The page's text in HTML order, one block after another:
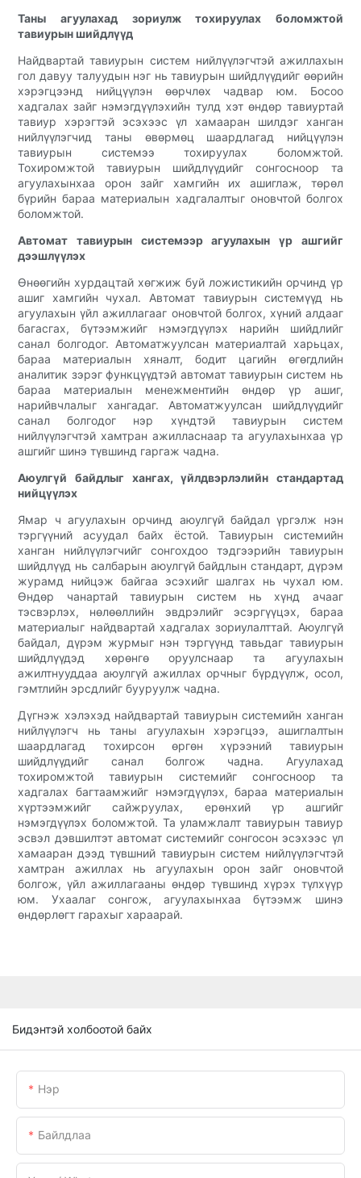
Таны агуулахад зориулж тохируулах боломжтой
тавиурын шийдлүүд
Найдвартай тавиурын систем нийлүүлэгчтэй ажиллахын
гол давуу талуудын нэг нь тавиурын шийдлүүдийг өөрийн
хэрэгцээнд нийцүүлэн өөрчлөх чадвар юм. Босоо
хадгалах зайг нэмэгдүүлэхийн тулд хэт өндөр тавиуртай
тавиур хэрэгтэй эсэхээс үл хамааран шилдэг ханган
нийлүүлэгчид таны өвөрмөц шаардлагад нийцүүлэн
тавиурын системээ тохируулах боломжтой.
Тохиромжтой тавиурын шийдлүүдийг сонгосноор та
агуулахынхаа орон зайг хамгийн их ашиглаж, төрөл
бүрийн бараа материалын хадгалалтыг оновчтой болгох
боломжтой.
Автомат тавиурын системээр агуулахын үр ашгийг
дээшлүүлэх
Өнөөгийн хурдацтай хөгжиж буй ложистикийн орчинд үр
ашиг хамгийн чухал. Автомат тавиурын системүүд нь
агуулахын үйл ажиллагааг оновчтой болгох, хүний алдааг
багасгах, бүтээмжийг нэмэгдүүлэх нарийн шийдлийг
санал болгодог. Автоматжуулсан материалтай харьцах,
бараа материалын хяналт, бодит цагийн өгөгдлийн
аналитик зэрэг функцүүдтэй автомат тавиурын систем нь
бараа материалын менежментийн өндөр үр ашиг,
нарийвчлалыг хангадаг. Автоматжуулсан шийдлүүдийг
санал болгодог нэр хүндтэй тавиурын систем
нийлүүлэгчтэй хамтран ажилласнаар та агуулахынхаа үр
ашгийг шинэ түвшинд гаргаж чадна.
Аюулгүй байдлыг хангах, үйлдвэрлэлийн стандартад
нийцүүлэх
Ямар ч агуулахын орчинд аюулгүй байдал үргэлж нэн
тэргүүний асуудал байх ёстой. Тавиурын системийн
ханган нийлүүлэгчийг сонгохдоо тэдгээрийн тавиурын
шийдлүүд нь салбарын аюулгүй байдлын стандарт, дүрэм
журамд нийцэж байгаа эсэхийг шалгах нь чухал юм.
Өндөр чанартай тавиурын систем нь хүнд ачааг
тэсвэрлэх, нөлөөллийн эвдрэлийг эсэргүүцэх, бараа
материалыг найдвартай хадгалах зориулалттай. Аюулгүй
байдал, дүрэм журмыг нэн тэргүүнд тавьдаг тавиурын
шийдлүүдэд хөрөнгө оруулснаар та агуулахын
ажилтнууддаа аюулгүй ажиллах орчныг бүрдүүлж, осол,
гэмтлийн эрсдлийг бууруулж чадна.
Дүгнэж хэлэхэд найдвартай тавиурын системийн ханган
нийлүүлэгч нь таны агуулахын хэрэгцээ, ашиглалтын
шаардлагад тохирсон өргөн хүрээний тавиурын
шийдлүүдийг санал болгож чадна. Агуулахад
тохиромжтой тавиурын системийг сонгосноор та
хадгалах багтаамжийг нэмэгдүүлэх, бараа материалын
хүртээмжийг сайжруулах, ерөнхий үр ашгийг
нэмэгдүүлэх боломжтой. Та уламжлалт тавиурын тавиур
эсвэл дэвшилтэт автомат системийг сонгосон эсэхээс үл
хамааран дээд түвшний тавиурын систем нийлүүлэгчтэй
хамтран ажиллах нь агуулахын орон зайг оновчтой
болгож, үйл ажиллагааны өндөр түвшинд хүрэх түлхүүр
юм. Ухаалаг сонгож, агуулахынхаа бүтээмж шинэ
өндөрлөгт гарахыг хараарай.
Бидэнтэй холбоотой байх
Нэр
Байлдлаа